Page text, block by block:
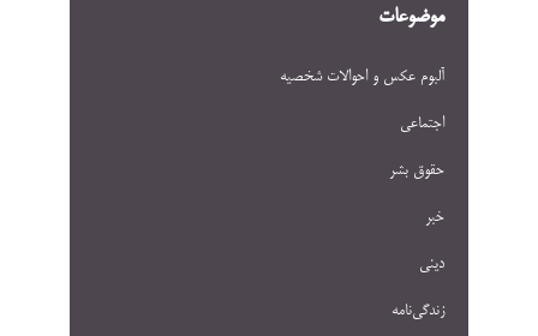
موضوعات
آلبوم عکس و احوالات شخصيه
اجتماعی
حقوق بشر
خبر
دینی
زندگی‌نامه